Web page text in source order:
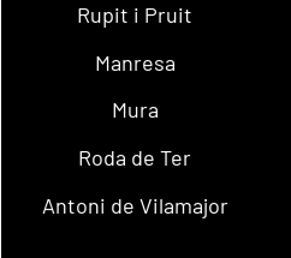
Rupit i Pruit
Manresa
Mura
Roda de Ter
Antoni de Vilamajor